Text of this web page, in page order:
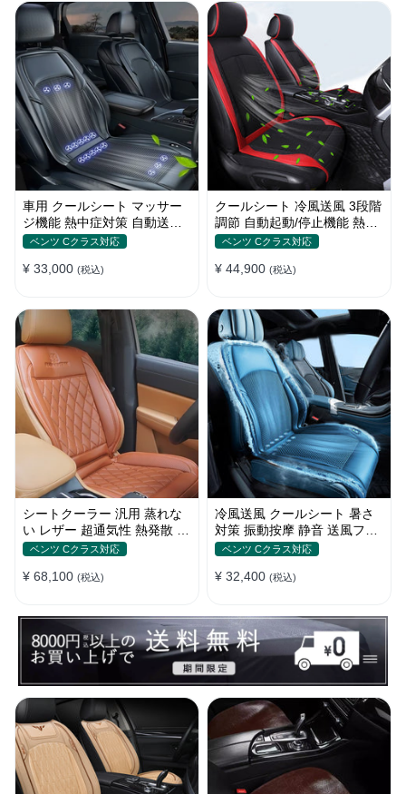
車用 クールシート マッサー
ジ機能 熱中症対策 自動送風/
停止機能 24個強力ファン 取
ベンツ Cクラス対応
¥ 33,000 (税込)
クールシート 冷風送風 3段階
調節 自動起動/停止機能 熱中
症対策 夏 暑さ対策 取付簡単
ベンツ Cクラス対応
¥ 44,900 (税込)
シートクーラー 汎用 蒸れな
い レザー 超通気性 熱発散 5
段階風量 涼しい 冷却 夏 四季
ベンツ Cクラス対応
¥ 68,100 (税込)
冷風送風 クールシート 暑さ
対策 振動按摩 静音 送風ファ
ン 簡単装着 ベルト式 メッシ
ベンツ Cクラス対応
¥ 32,400 (税込)